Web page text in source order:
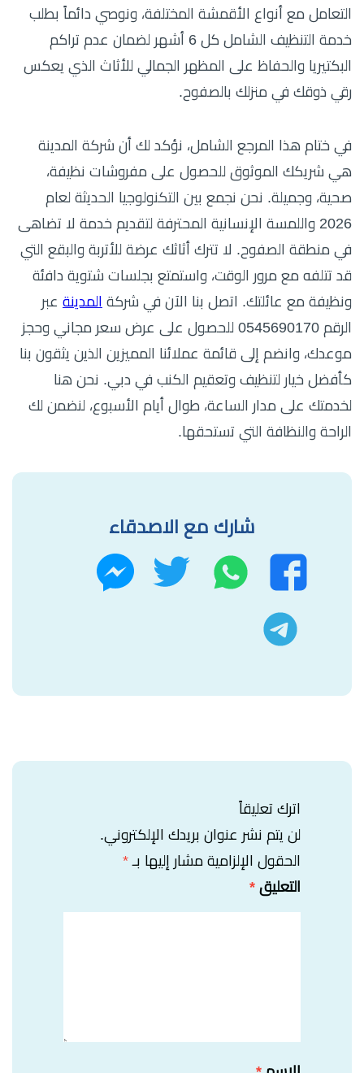
التعامل مع أنواع الأقمشة المختلفة، ونوصي دائماً بطلب
خدمة التنظيف الشامل كل 6 أشهر لضمان عدم تراكم
البكتيريا والحفاظ على المظهر الجمالي للأثاث الذي يعكس
رقي ذوقك في منزلك بالصفوح.
في ختام هذا المرجع الشامل، نؤكد لك أن شركة المدينة
هي شريكك الموثوق للحصول على مفروشات نظيفة،
صحية، وجميلة. نحن نجمع بين التكنولوجيا الحديثة لعام
2026 واللمسة الإنسانية المحترفة لتقديم خدمة لا تضاهى
في منطقة الصفوح. لا تترك أثاثك عرضة للأتربة والبقع التي
قد تتلفه مع مرور الوقت، واستمتع بجلسات شتوية دافئة
ونظيفة مع عائلتك. اتصل بنا الآن في شركة المدينة عبر
الرقم 0545690170 للحصول على عرض سعر مجاني وحجز
موعدك، وانضم إلى قائمة عملائنا المميزين الذين يثقون بنا
كأفضل خيار لتنظيف وتعقيم الكنب في دبي. نحن هنا
لخدمتك على مدار الساعة، طوال أيام الأسبوع، لنضمن لك
الراحة والنظافة التي تستحقها.
شارك مع الاصدقاء
فيسبوك
واتساب تويتر
اترك تعليقاً
لن يتم نشر عنوان بريدك الإلكتروني.
الحقول الإلزامية مشار إليها بـ *
التعليق *